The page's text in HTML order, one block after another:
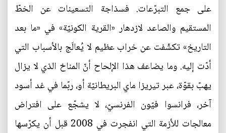
على جمع التبرّعات. فسذاجة التسعينات عن الخطّ
المستقيم والصاعد لازدهار «القرية الكونيّة» في «ما بعد
التاريخ» تكشّفت عن خراب عظيم لا يُعالَج بالأسباب التي
أدّت إليه. وما يضاعف هذا الإلحاح أنّ المناخ الذي لا يزال
يهبّ بقوّة، عبر تيريزا ماي البريطانيّة أو، ربّما في غد أسود
آخر، فرانسوا فيّون الفرنسيّ، لا يشجّع على افتراض
معالجات للأزمة التي انفجرت في 2008 قبل أن يكرّسها